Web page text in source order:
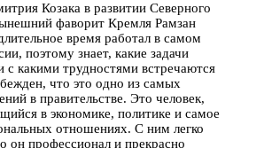
Козака в развитии Северного
фаворит Кремля Рамзан
время работал в самом
поэтому знает, какие задачи
с какими трудностями встречаются
что это одно из самых
в правительстве. Это человек,
в экономике, политике и самое
отношениях. С ним легко
он профессионал и прекрасно